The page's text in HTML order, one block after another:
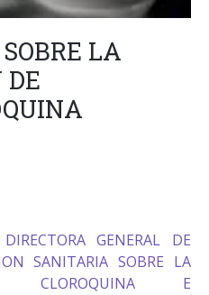
LA
DE
GENERAL DE
SANITARIA SOBRE LA
CLOROQUINA E